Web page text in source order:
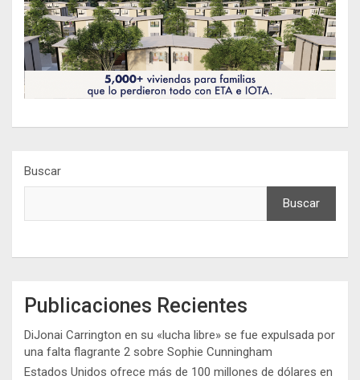
Buscar
Buscar
Publicaciones Recientes
DiJonai Carrington en su «lucha libre» se fue expulsada por
una falta flagrante 2 sobre Sophie Cunningham
Estados Unidos ofrece más de 100 millones de dólares en